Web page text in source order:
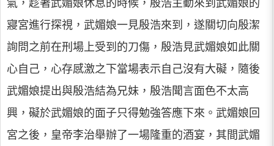
氣，趁著武媚娘休息的時候，殷浩主動來到武媚娘的
寢宮進行探視，武媚娘一見殷浩來到，遂關切向殷潔
詢問之前在刑場上受到的刀傷，殷浩見武媚娘如此關
心自己，心存感激之下當場表示自己沒有大礙，隨後
武媚娘提出與殷浩結為兄妹，殷浩聞言面色不太高
興，礙於武媚娘的面子只得勉強答應下來。武媚娘回
宮之後，皇帝李治舉辦了一場隆重的酒宴，其間武媚